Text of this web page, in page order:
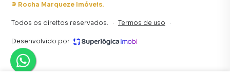
© Rocha Marqueze Imóveis.
Todos os direitos reservados. · Termos de uso ·
Desenvolvido por